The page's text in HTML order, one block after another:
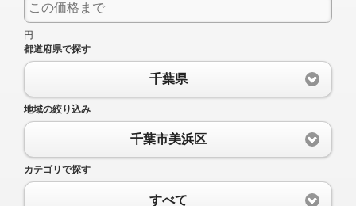
円
都道府県で探す
千葉県
地域の絞り込み
千葉市美浜区
カテゴリで探す
すべて